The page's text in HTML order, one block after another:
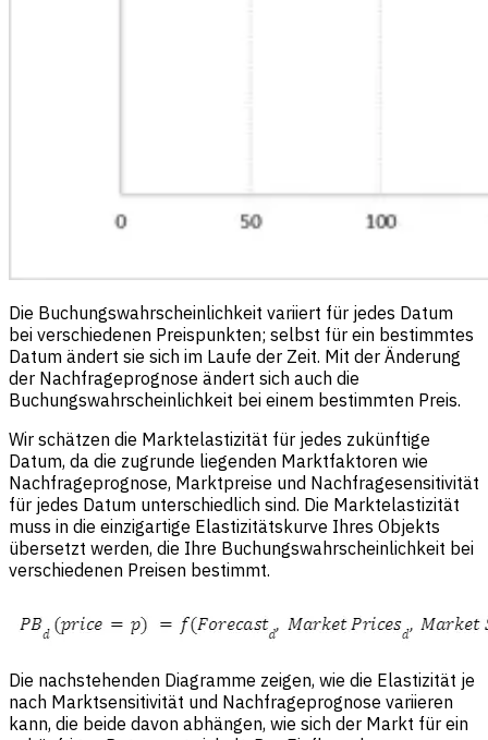
Die Buchungswahrscheinlichkeit variiert für jedes Datum
bei verschiedenen Preispunkten; selbst für ein bestimmtes
Datum ändert sie sich im Laufe der Zeit. Mit der Änderung
der Nachfrageprognose ändert sich auch die
Buchungswahrscheinlichkeit bei einem bestimmten Preis.
Wir schätzen die Marktelastizität für jedes zukünftige
Datum, da die zugrunde liegenden Marktfaktoren wie
Nachfrageprognose, Marktpreise und Nachfragesensitivität
für jedes Datum unterschiedlich sind. Die Marktelastizität
muss in die einzigartige Elastizitätskurve Ihres Objekts
übersetzt werden, die Ihre Buchungswahrscheinlichkeit bei
verschiedenen Preisen bestimmt.
Die nachstehenden Diagramme zeigen, wie die Elastizität je
nach Marktsensitivität und Nachfrageprognose variieren
kann, die beide davon abhängen, wie sich der Markt für ein